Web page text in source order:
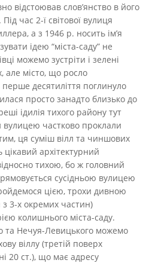
відстоював слов’янство в його
час 2-ї світової вулиця
а з 1946 р. носить ім’я
ідею “міста-саду” не
можемо зустріти і зелені
але місто, що росло
десятиліття поглинуло
просто занадто близько до
ідилія тихого району тут
вулицею частково проклали
ця суміш вілл та чиншових
архітектурний
тихою, бо ж головний
сусідньою вулицею
цією, трохи дивною
3-х окремих частин)
колишнього міста-саду.
та Нечуя-Левицького можемо
віллу (третій поверх
20 ст.), що має адресу